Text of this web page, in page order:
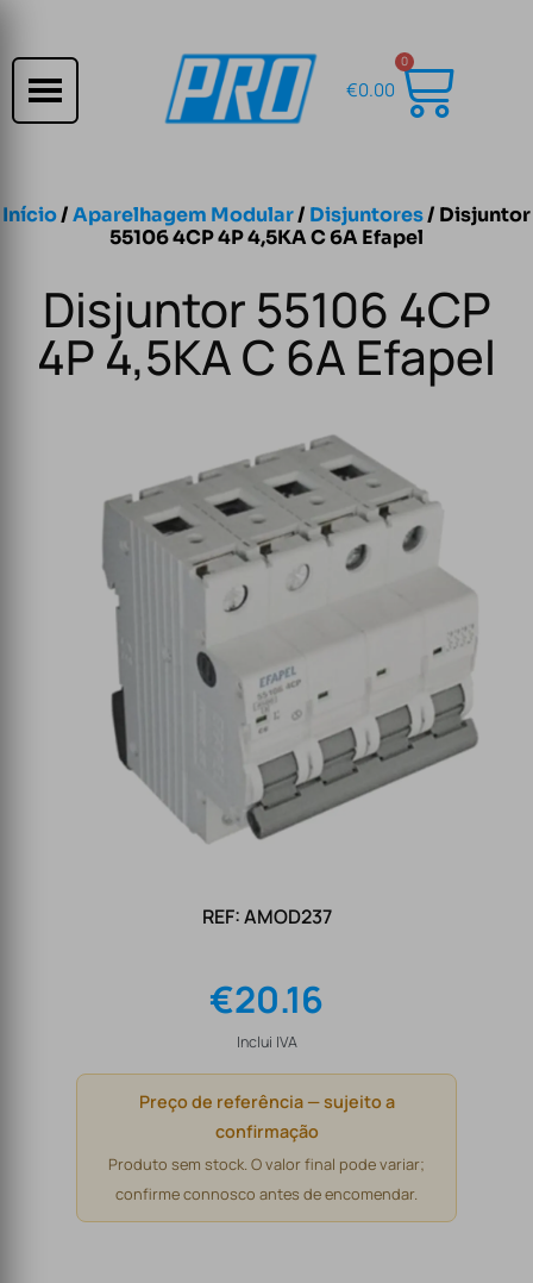
€0.00
0
Início/Aparelhagem Modular/ Disjuntores/ Disjuntor
55106 4CP 4P 4,5KA C 6A Efapel
Disjuntor 55106 4CP
4P 4,5KA C 6A Efapel
REF: AMOD237
€20.16
Inclui IVA
Preço de referência — sujeito a
confirmação
Produto sem stock. O valor final pode variar;
confirme connosco antes de encomendar.